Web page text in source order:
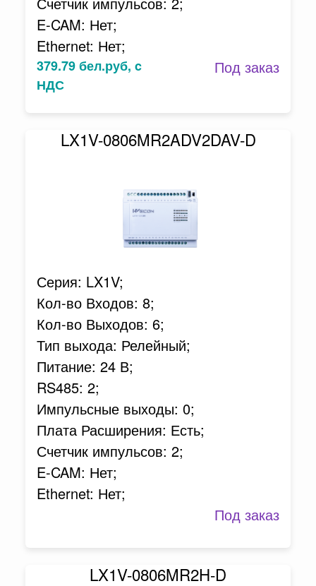
E-CAM: Нет;
Ethernet: Нет;
379.79 бел.руб, c
НДС
Под заказ
LX1V-0806MR2ADV2DAV-D
Серия: LX1V;
Кол-во Входов: 8;
Кол-во Выходов: 6;
Тип выхода: Релейный;
Питание: 24 В;
RS485: 2;
Импульсные выходы: 0;
Плата Расширения: Есть;
Счетчик импульсов: 2;
E-CAM: Нет;
Ethernet: Нет;
Под заказ
LX1V-0806MR2H-D